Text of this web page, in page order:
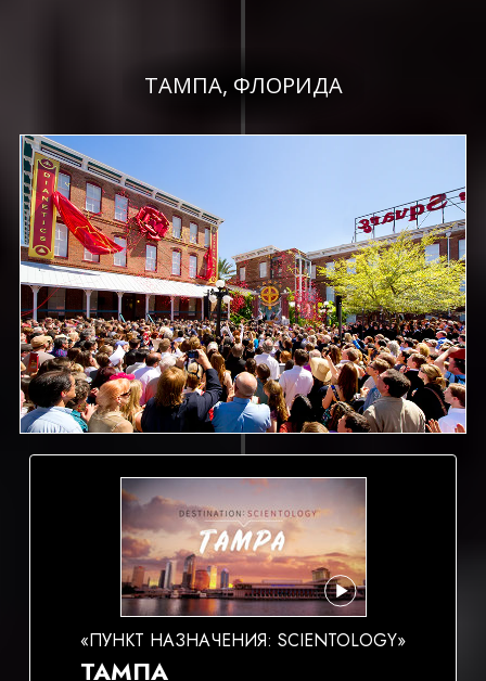
ТАМПА, ФЛОРИДА
«ПУНКТ НАЗНАЧЕНИЯ: SCIENTOLOGY»
ТАМПА